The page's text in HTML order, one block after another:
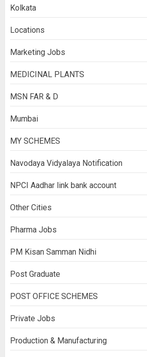
Kolkata
Locations
Marketing Jobs
MEDICINAL PLANTS
MSN FAR & D
Mumbai
MY SCHEMES
Navodaya Vidyalaya Notification
NPCI Aadhar link bank account
Other Cities
Pharma Jobs
PM Kisan Samman Nidhi
Post Graduate
POST OFFICE SCHEMES
Private Jobs
Production & Manufacturing